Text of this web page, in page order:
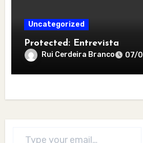
Uncategorized
Protected: Entrevista
Rui Cerdeira Branco 07/